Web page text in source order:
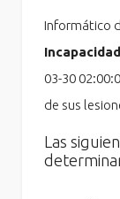
Informático
03-30
de sus
Las